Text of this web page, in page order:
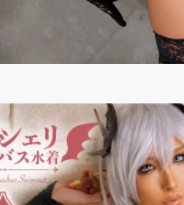
CAMPFIRE for Social
CAMPFIREふるさと